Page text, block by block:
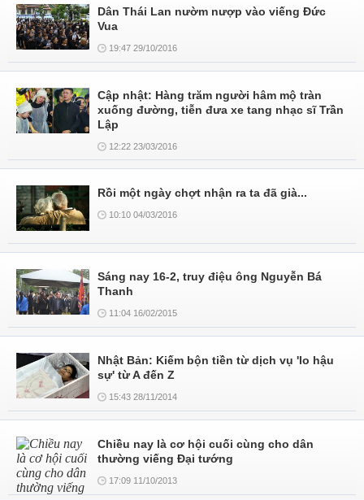
Dân Thái Lan nườm nượp vào viếng Đức
Vua
19:47 29/10/2016
Cập nhật: Hàng trăm người hâm mộ tràn
xuống đường, tiễn đưa xe tang nhạc sĩ Trần
Lập
12:22 23/03/2016
Rồi một ngày chợt nhận ra ta đã già...
10:10 04/03/2016
Sáng nay 16-2, truy điệu ông Nguyễn Bá
Thanh
11:04 16/02/2015
Nhật Bản: Kiếm bộn tiền từ dịch vụ 'lo hậu
sự' từ A đến Z
15:43 28/11/2014
Chiều nay là cơ hội cuối cùng cho dân
thường viếng Đại tướng
17:09 11/10/2013